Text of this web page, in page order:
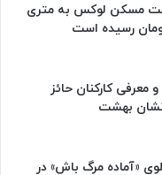
مسکن لوکس به متری
معرفی کارکنان حائز
نشان بهشت
«آماده مرگ باش» در